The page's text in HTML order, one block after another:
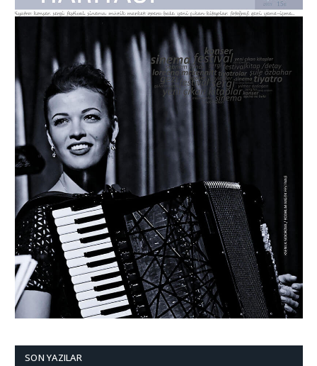
SON YAZILAR